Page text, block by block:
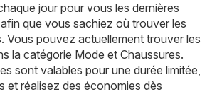
jour pour vous les dernières
que vous sachiez où trouver les
Vous pouvez actuellement trouver les
la catégorie Mode et Chaussures.
sont valables pour une durée limitée,
et réalisez des économies dès